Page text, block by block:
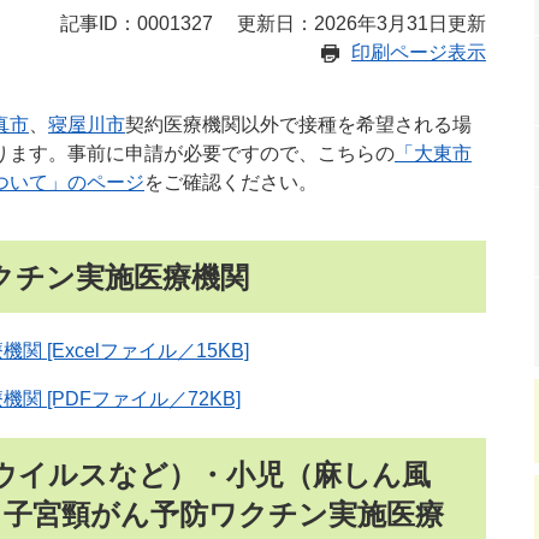
記事ID：0001327
更新日：2026年3月31日更新
印刷ページ表示
市 寝屋川市契約医療機関以外で接種を希望される場
す。事前に申請が必要ですので、こちらの 「大東市
いて」のページをご確認ください。
チン実施医療機関
関 [Excelファイル／15KB]
関 [PDFファイル／72KB]
イルスなど）・小児（麻しん風
宮頸がん予防ワクチン実施医療